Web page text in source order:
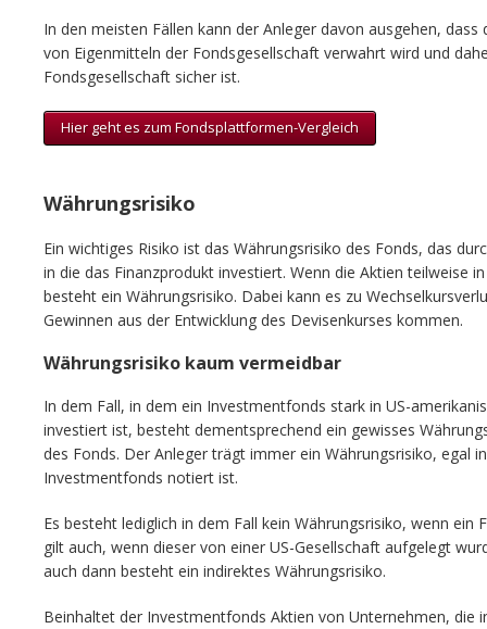
In den meisten Fällen kann der Anleger davon ausgehen,
von Eigenmitteln der Fondsgesellschaft verwahrt wird und
Fondsgesellschaft sicher ist.
Hier geht es zum Fondsplattformen-Vergleich
Währungsrisiko
Ein wichtiges Risiko ist das Währungsrisiko des Fonds, das
in die das Finanzprodukt investiert. Wenn die Aktien teilweise
besteht ein Währungsrisiko. Dabei kann es zu
Gewinnen aus der Entwicklung des Devisenkurses kommen.
Währungsrisiko kaum vermeidbar
In dem Fall, in dem ein Investmentfonds stark in US-
investiert ist, besteht dementsprechend ein gewisses
des Fonds. Der Anleger trägt immer ein Währungsrisiko, egal
Investmentfonds notiert ist.
Es besteht lediglich in dem Fall kein Währungsrisiko, wenn ein
gilt auch, wenn dieser von einer US-Gesellschaft aufgelegt
auch dann besteht ein indirektes Währungsrisiko.
Beinhaltet der Investmentfonds Aktien von Unternehmen, die